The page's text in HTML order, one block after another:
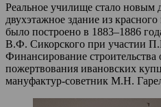
Реальное училище стало новым
двухэтажное здание из
было построено в 1883–1886
В.Ф. Сикорского при участии
Финансирование строительства
пожертвования ивановских
мануфактур-советник М.Н.